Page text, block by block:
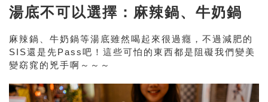
湯底不可以選擇：麻辣鍋、牛奶鍋
麻辣鍋、牛奶鍋等湯底雖然喝起來很過癮，不過減肥的
SIS還是先Pass吧！這些可怕的東西都是阻礙我們變美
變窈窕的兇手啊～～～